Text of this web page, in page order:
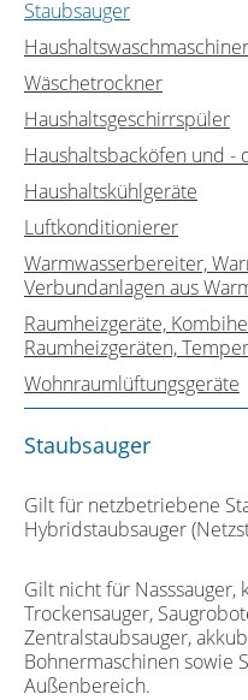
Staubsauger
Wäschetrockner
Haushaltsgeschirrspüler
Haushaltsbacköfen und -
Haushaltskühlgeräte
Luftkonditionierer
Warmwasserbereiter,
Verbundanlagen aus
Raumheizgeräte,
Raumheizgeräten,
Wohnraumlüftungsgeräte
Staubsauger
Gilt für netzbetriebene
Hybridstaubsauger
Gilt nicht für Nasssauger,
Trockensauger,
Zentralstaubsauger,
Bohnermaschinen sowie
Außenbereich.